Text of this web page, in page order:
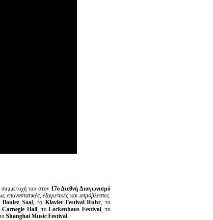
του στον 17ο Διεθνή Διαγωνισμό
επαναστατικές,εξαιρετικές καιαπρόβλεπτες
Boulez Saal, το Klavier-Festival Ruhr , το
Carnegie Hall, τοLockenhaus Festival , το
Shanghai Music Festival